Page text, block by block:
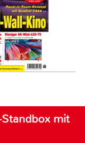
mit